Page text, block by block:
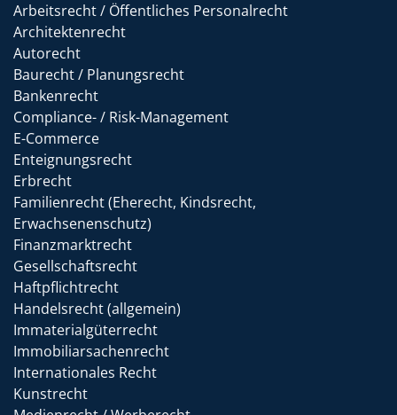
Arbeitsrecht / Öffentliches Personalrecht
Architektenrecht
Autorecht
Baurecht / Planungsrecht
Bankenrecht
Compliance- / Risk-Management
E-Commerce
Enteignungsrecht
Erbrecht
Familienrecht (Eherecht, Kindsrecht,
Erwachsenenschutz)
Finanzmarktrecht
Gesellschaftsrecht
Haftpflichtrecht
Handelsrecht (allgemein)
Immaterialgüterrecht
Immobiliarsachenrecht
Internationales Recht
Kunstrecht